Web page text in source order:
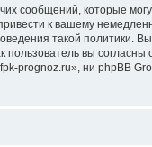
сообщений, которые
к вашему
такой политики.
вы согласны
prognoz.ru», ни phpBB